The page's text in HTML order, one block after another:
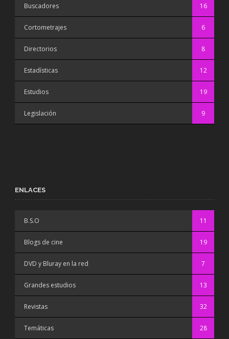
Buscadores 16
Cortometrajes 6
Directorios 8
Estadísticas 12
Estudios 19
Legislación 9
ENLACES
B.S.O 11
Blogs de cine 19
DVD y Bluray en la red 7
Grandes estudios 13
Revistas 32
Temáticas 28